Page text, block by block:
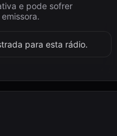
e pode sofrer
para esta rádio.